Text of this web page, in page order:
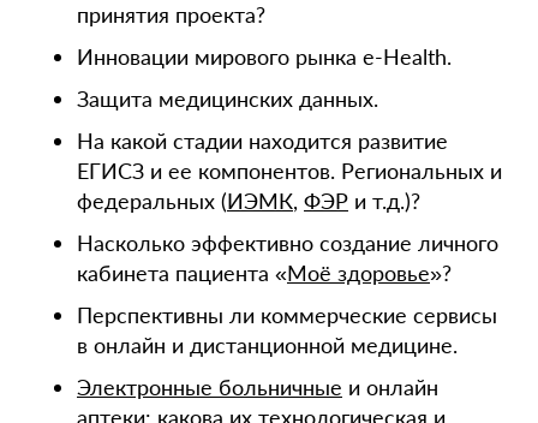
принятия проекта?
Инновации мирового рынка e-Health.
Защита медицинских данных.
На какой стадии находится развитие
ЕГИСЗ и ее компонентов. Региональных и
федеральных (ИЭМК, ФЭР и т.д.)?
Насколько эффективно создание личного
кабинета пациента «Моё здоровье»?
Перспективны ли коммерческие сервисы
в онлайн и дистанционной медицине.
Электронные больничные и онлайн
аптеки: какова их технологическая и